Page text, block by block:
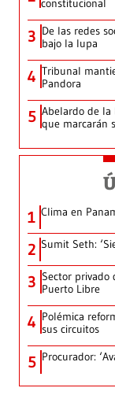
constitucional
3 De las redes
bajo la lupa
4 Tribunal
Pandora
5 Abelardo de la
que marcarán
1 Clima en
2 Sumit Seth:
3 Sector privado
Puerto Libre
4 Polémica
sus circuitos
5 Procurador: